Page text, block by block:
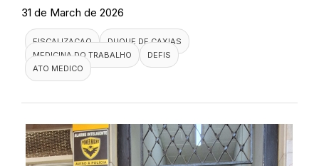
31 de March de 2026
FISCALIZACAO
DUQUE DE CAXIAS
MEDICINA DO TRABALHO
DEFIS
ATO MEDICO